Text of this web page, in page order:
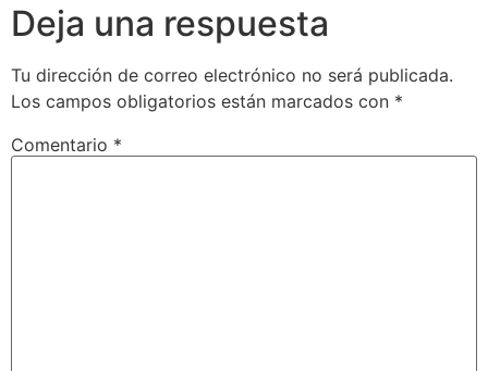
Deja una respuesta
Tu dirección de correo electrónico no será publicada.
Los campos obligatorios están marcados con *
Comentario *